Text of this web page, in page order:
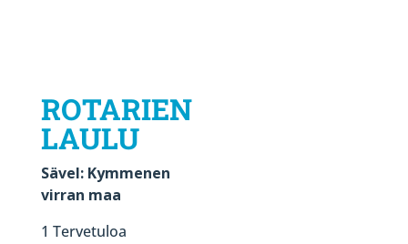
ROTARIEN
LAULU
Sävel: Kymmenen
virran maa
1 Tervetuloa